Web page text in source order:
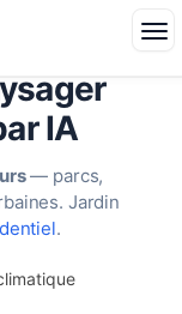
IA
— parcs,
Jardin
.